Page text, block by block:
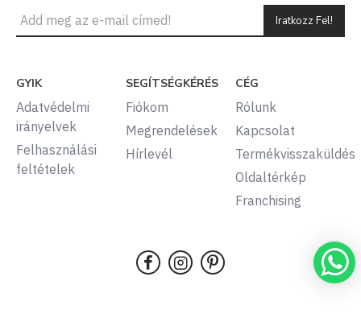
Iratkozz Fel!
GYIK
Adatvédelmi
irányelvek
Felhasználási
feltételek
SEGÍTSÉGKÉRÉS
Fiókom
Megrendelések
Hírlevél
CÉG
Rólunk
Kapcsolat
Termékvisszaküldés
Oldaltérkép
Franchising